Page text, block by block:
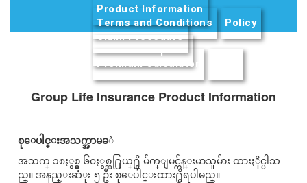
Product Information (active tab)
Terms and Conditions
Policy
Claim Procedure
Product Proposal
Premium Calculator
Group Life Insurance Product Information
စုေပါင္းအသက္အာမခံ
အသက္ ၁၈ႏွစ္မွ ၆၀ႏွစ္အ႐ြယ္႐ွိ မ်က္ျမင္က်န္းမာသူမ်ား ထားႏိုင္ပါသ
ည္။ အနည္းဆံုး ၅ ဦး စုေပါင္းထား႐ွိရပါမည္။